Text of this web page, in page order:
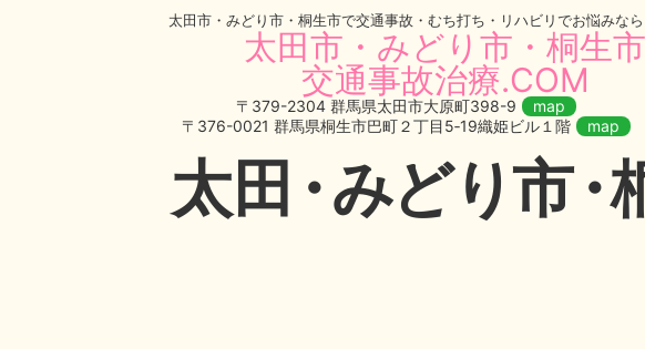
太田市・みどり市・桐生市で交通事故・むち打ち・リハビリでお悩みなら
太田市・みどり市・桐生市
交通事故治療.COM
〒379-2304 群馬県太田市大原町398-9
map
〒376-0021 群馬県桐生市巴町２丁目5‐19織姫ビル１階
map
太田・みどり市・